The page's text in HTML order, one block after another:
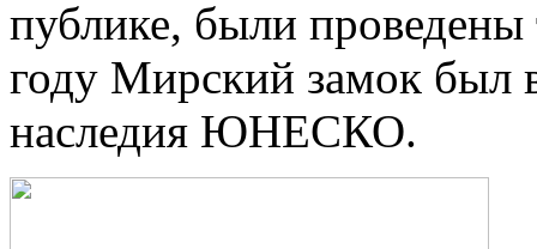
публике, были
году Мирский замок был
наследия ЮНЕСКО.